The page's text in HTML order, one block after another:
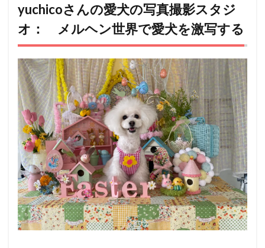
yuchicoさんの愛犬の写真撮影スタジ
オ： メルヘン世界で愛犬を激写する